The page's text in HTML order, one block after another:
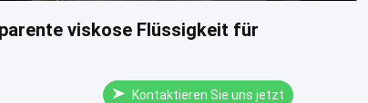
viskose Flüssigkeit für
Kontaktieren Sie uns jetzt